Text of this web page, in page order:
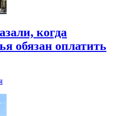
когда
обязан оплатить